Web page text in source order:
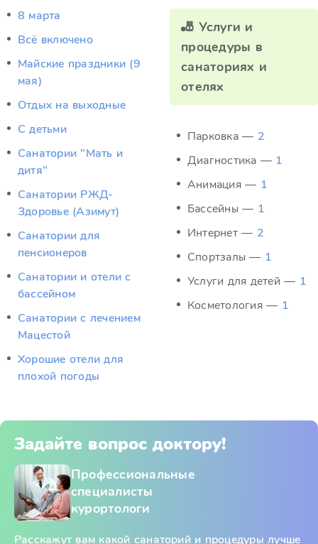
8 марта
Всё включено
Майские праздники (9
мая)
Отдых на выходные
С детьми
Санатории "Мать и
дитя"
Санатории РЖД-
Здоровье (Азимут)
Санатории для
пенсионеров
Санатории и отели с
бассейном
Санатории с лечением
Мацестой
Хорошие отели для
плохой погоды
🎳 Услуги и
процедуры в
санаториях и
отелях
Парковка — 2
Диагностика — 1
Анимация — 1
Бассейны — 1
Интернет — 2
Спортзалы — 1
Услуги для детей — 1
Косметология — 1
Задайте вопрос доктору!
Профессиональные
специалисты
курортологи
Расскажут вам какой санаторий и процедуры лучше